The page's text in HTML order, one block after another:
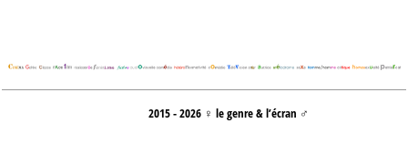
2015 - 2026 ♀ le genre & l’écran ♂